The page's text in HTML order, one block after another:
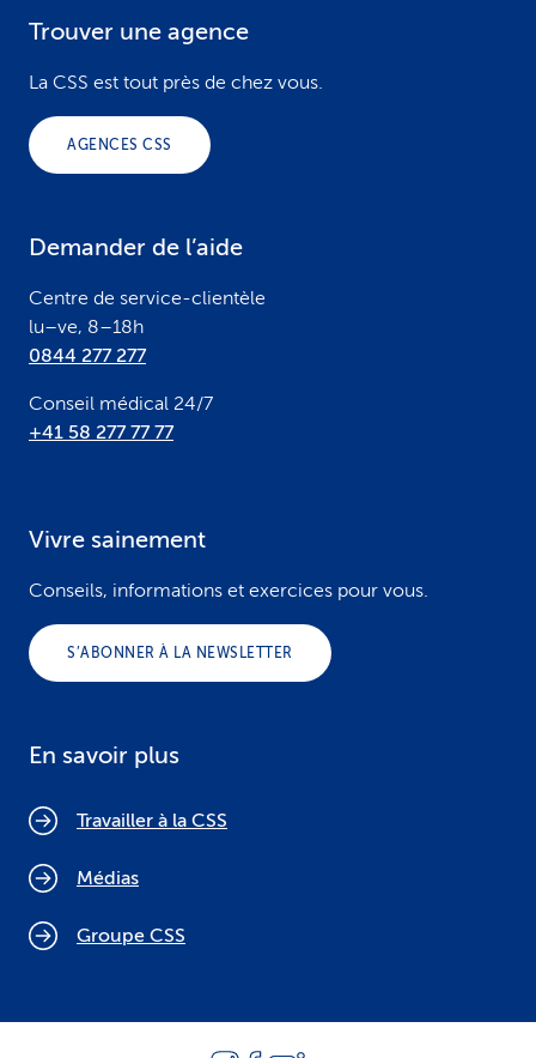
Trouver une agence
La CSS est tout près de chez vous.
AGENCES CSS
Demander de l’aide
Centre de service-clientèle
lu–ve, 8–18h
0844 277 277
Conseil médical 24/7
+41 58 277 77 77
Vivre sainement
Conseils, informations et exercices pour vous.
S’ABONNER À LA NEWSLETTER
En savoir plus
Travailler à la CSS
Médias
Groupe CSS